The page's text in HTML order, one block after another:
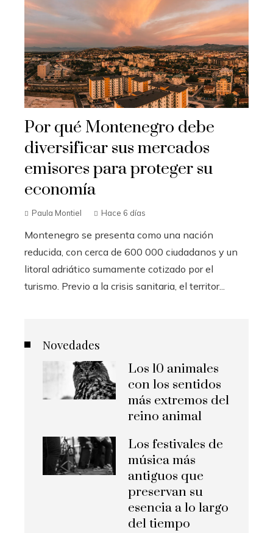
Por qué Montenegro debe
diversificar sus mercados
emisores para proteger su
economía
Paula Montiel Hace 6 días
Montenegro se presenta como una nación
reducida, con cerca de 600 000 ciudadanos y un
litoral adriático sumamente cotizado por el
turismo. Previo a la crisis sanitaria, el territor...
Novedades
Los 10 animales
con los sentidos
más extremos del
reino animal
Los festivales de
música más
antiguos que
preservan su
esencia a lo largo
del tiempo